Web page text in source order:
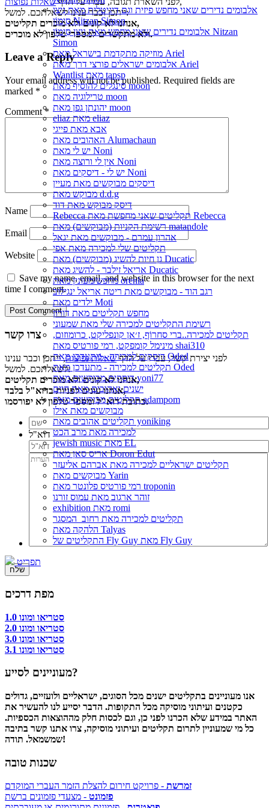
אלבומים נדירים שאני מחפש פיזית וגם דיגיטלית מאת נִיצָן
סִימוֹן Nitzan Simon
אלבומים נדירים שאני מחפש מאת נִיצָן סִימוֹן Nitzan
Simon
מוזיקה מתקדמת בישראל מאת Ariel
אלבומים ישראלים פורצי דרך מאת Ariel
Wantlist מאת tapsp
סינגלים להוסיף מאת moon
טרילוגיה מאת moon
יהונתן גפן מאת moon
eliaz מאת eliaz
אבא מאת פייגי
האהובים מאת Alumachaun
יש לי מאת Noni
אין לי ורוצה מאת Noni
יש לי - דיסקים מאת Noni
דיסקים מבוקשים מאת מעיין
מבוקש מאת d.d.g
דיסק מבוקש מאת דוד
Rebecca תקליטים שאני מחפשת מאת Rebecca
רשימת הקניות (מבוקשים) מאת matandole
אהרון עמרם - מבוקשים מאת יגאל
תקליטים שלי למכירה מאת אפי
גן חיות להשיג (מבוקשים) מאת Ducatic
אריאל זילבר - להשיג מאת Ducatic
מחפש/מעונין מאת orenla
רגב הוד - מבוקשים מאת ריטה אריאל ינגילוב
ילדים מאת Moti
מחפש תקליטים מאת דורון
רשימת התקליטים למכירה שלי מאת שמעוני
תקליטים למכירה..ברי סחרוֹף, ז׳אן קונפליקט, כרומוזום,
מינימל קומפקט, רמי פורטיס מאת shai310
דיסקים למכירה - מתעדכן מאת Oded
תקליטים למכירה - מתעדכן מאת Oded
דיסקים מבוקשים מאת yoni77
ישנים ואהובים מאת חיים
תקליטים מבוקשים מאת adampom
מבוקשים מאת אילן
תקליטים אהובים מאת yoniking
למכירה מאת מרב הכט
jewish music מאת EL
אריס סאן מאת Doron Edut
תקליטים ישראליים למכירה מאת אברהם אליעזר
מבוקשים מאת Yarin
רמי פורטיס פלונטר מאת troponin
זוהר ארגוב מאת עמוס זורנו
exhibition מאת romi
תקליטים למכירה מאת רחוב_המסגר
הלהקה מאת Talyas
התקליטים של Fly Guy מאת Fly Guy
תפריט
ייתכן וכבר ענינו לשאלתכם. למשל:
אנחנו לא קונים ולא מוכרים תקליטים,
ולא מתקשרים למספרי טלפון לא מוכרים.
Leave a Reply
Your email address will not be published. Required fields are
marked *
Comment*
Name
Email
Website
Save my name, email, and website in this browser for the next
time I comment.
צרו קשר
לפני יצירת קשר, עברו על הדףשאלות נפוצות, ייתכן וכבר ענינו
לשאלתכם. למשל:
אנחנו לא קונים ולא מוכרים תקליטים,
אנחנו עונים לפניות בדוא"ל בלבד,
כתובת דוא"ל ומספר טלפון לא יפורסמו.
דוא"ל
מפת דרכים
סטריאו ומונו 1.0
סטריאו ומונו 2.0
סטריאו ומונו 3.0
סטריאו ומונו 3.1
מעוניינים לסייע?
אנו מעוניינים בתקליטים ישנים מכל הסוגים, ישראליים ולועזיים, גדולים
כקטנים ועיתוני מוסיקה מכל התקופות. הדבר יסייע לנו להעשיר את
האתר במידע שלא הכרנו לפני כן, וגם לכסות חלק מההוצאות הכספיות.
כל מי שמעוניין לתרום תקליטים ועיתוני מוסיקה, צרו אתנו קשר בתיבה
שמשמאל. תודה!
שכנות טובה
זמרשת - פרויקט חירום להצלת הזמר העברי המוקדם
פזמונט - מצעדי פזמונים ברשת